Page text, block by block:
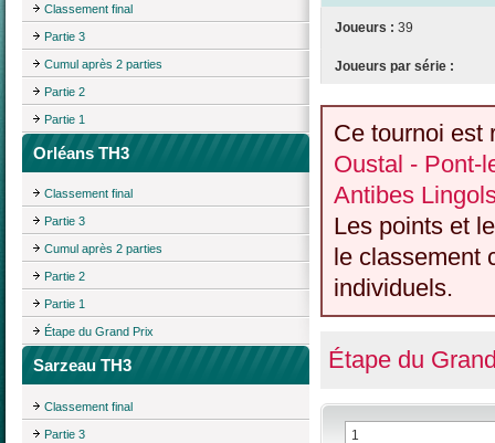
Classement final
Partie 3
Cumul après 2 parties
Partie 2
Partie 1
Orléans TH3
Classement final
Partie 3
Cumul après 2 parties
Partie 2
Partie 1
Étape du Grand Prix
Sarzeau TH3
Classement final
Partie 3
Joueurs : 39
Joueurs par série :
Ce tournoi est
Oustal - Pont-
Antibes
Les points et
le classement
individuels.
Étape du